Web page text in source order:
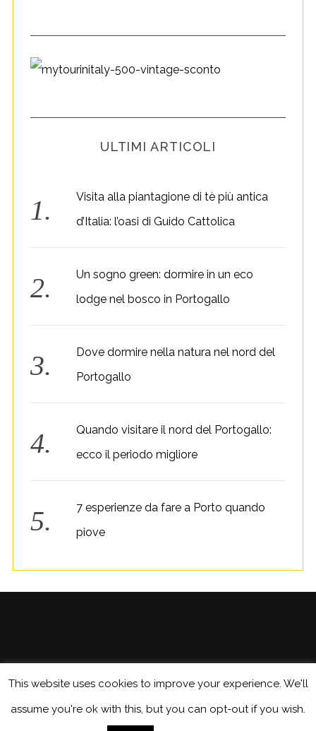
ULTIMI ARTICOLI
Visita alla piantagione di tè più antica
d’Italia: l’oasi di Guido Cattolica
Un sogno green: dormire in un eco
lodge nel bosco in Portogallo
Dove dormire nella natura nel nord del
Portogallo
Quando visitare il nord del Portogallo:
ecco il periodo migliore
7 esperienze da fare a Porto quando
piove
BACK TO TOP
This website uses cookies to improve your experience. We'll
assume you're ok with this, but you can opt-out if you wish.